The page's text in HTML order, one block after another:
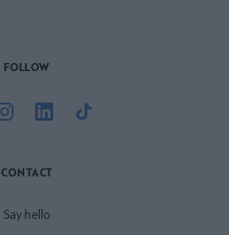
FOLLOW
CONTACT
Say hello